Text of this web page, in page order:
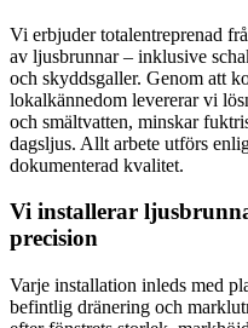
Vi erbjuder totalentreprenad
av ljusbrunnar – inklusive
och skyddsgaller. Genom att
lokalkännedom levererar vi
och smältvatten, minskar
dagsljus. Allt arbete utförs
dokumenterad kvalitet.
Vi installerar
precision
Varje installation inleds med
befintlig dränering och